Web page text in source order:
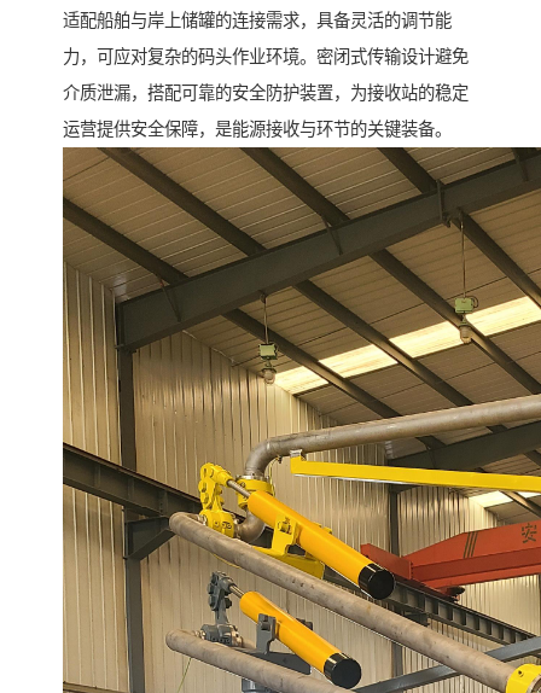
适配船舶与岸上储罐的连接需求，具备灵活的调节能
力，可应对复杂的码头作业环境。密闭式传输设计避免
介质泄漏，搭配可靠的安全防护装置，为接收站的稳定
运营提供安全保障，是能源接收与环节的关键装备。